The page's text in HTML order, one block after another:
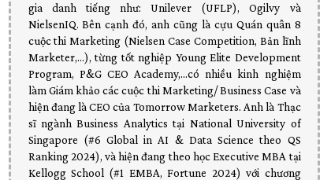
gia danh tiếng như: Unilever (UFLP), Ogilvy và
NielsenIQ. Bên cạnh đó, anh cũng là cựu Quán quân 8
cuộc thi Marketing (Nielsen Case Competition, Bản lĩnh
Marketer,...), từng tốt nghiệp Young Elite Development
Program, P&G CEO Academy,...có nhiều kinh nghiệm
làm Giám khảo các cuộc thi Marketing/ Business Case và
hiện đang là CEO của Tomorrow Marketers. Anh là Thạc
sĩ ngành Business Analytics tại National University of
Singapore (#6 Global in AI & Data Science theo QS
Ranking 2024), và hiện đang theo học Executive MBA tại
Kellogg School (#1 EMBA, Fortune 2024) với chương